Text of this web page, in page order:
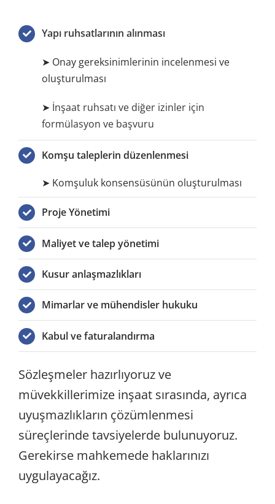
Yapı ruhsatlarının alınması
➤ Onay gereksinimlerinin incelenmesi ve
oluşturulması
➤ İnşaat ruhsatı ve diğer izinler için
formülasyon ve başvuru
Komşu taleplerin düzenlenmesi
➤ Komşuluk konsensüsünün oluşturulması
Proje Yönetimi
Maliyet ve talep yönetimi
Kusur anlaşmazlıkları
Mimarlar ve mühendisler hukuku
Kabul ve faturalandırma
Sözleşmeler hazırlıyoruz ve
müvekkillerimize inşaat sırasında, ayrıca
uyuşmazlıkların çözümlenmesi
süreçlerinde tavsiyelerde bulunuyoruz.
Gerekirse mahkemede haklarınızı
uygulayacağız.